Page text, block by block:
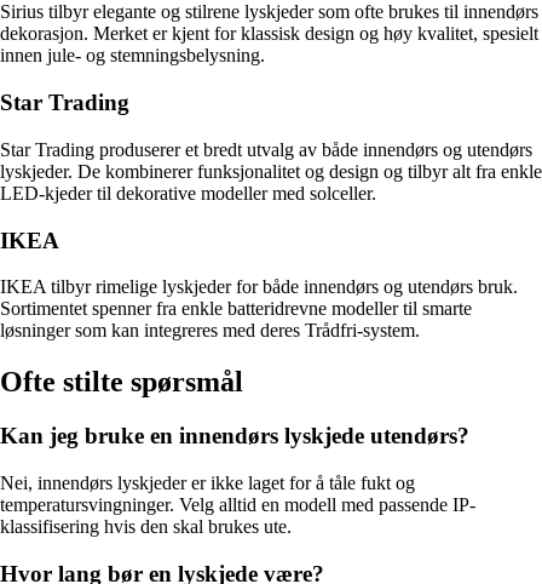
Sirius tilbyr elegante og stilrene lyskjeder som ofte brukes til innendørs
dekorasjon. Merket er kjent for klassisk design og høy kvalitet, spesielt
innen jule- og stemningsbelysning.
Star Trading
Star Trading produserer et bredt utvalg av både innendørs og utendørs
lyskjeder. De kombinerer funksjonalitet og design og tilbyr alt fra enkle
LED-kjeder til dekorative modeller med solceller.
IKEA
IKEA tilbyr rimelige lyskjeder for både innendørs og utendørs bruk.
Sortimentet spenner fra enkle batteridrevne modeller til smarte
løsninger som kan integreres med deres Trådfri-system.
Ofte stilte spørsmål
Kan jeg bruke en innendørs lyskjede utendørs?
Nei, innendørs lyskjeder er ikke laget for å tåle fukt og
temperatursvingninger. Velg alltid en modell med passende IP-
klassifisering hvis den skal brukes ute.
Hvor lang bør en lyskjede være?